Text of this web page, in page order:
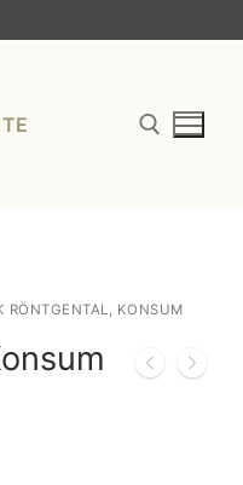
RÖNTGENTAL, KONSUM